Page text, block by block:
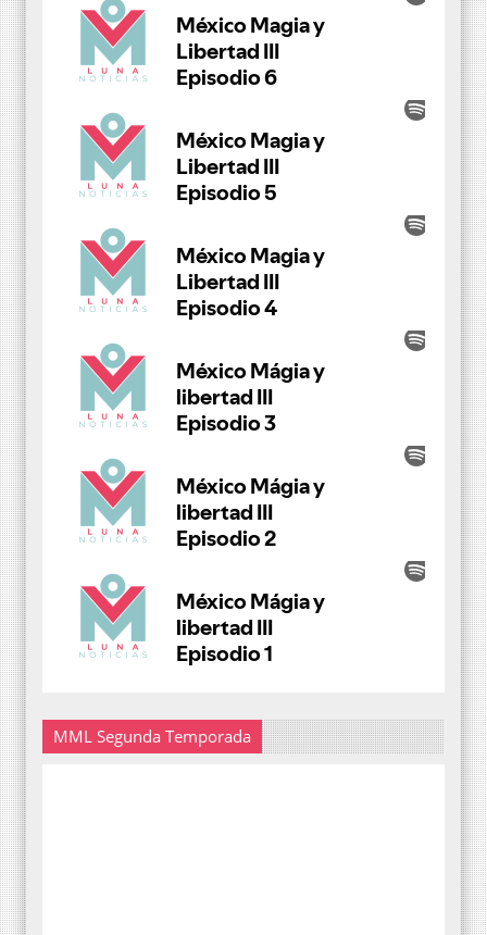
MML Segunda Temporada